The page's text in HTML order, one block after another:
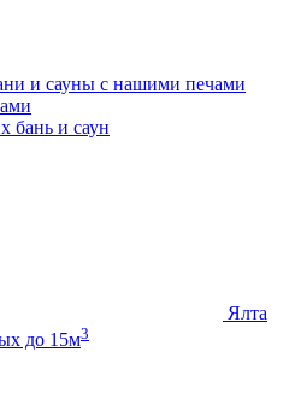
и сауны с нашими печами
бань и саун
Ялта
до 15м3